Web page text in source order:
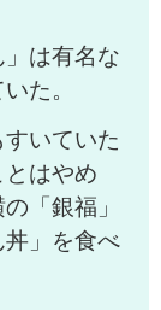
は有名な
た。
いていた
はやめ
「銀福」
丼」を食べ